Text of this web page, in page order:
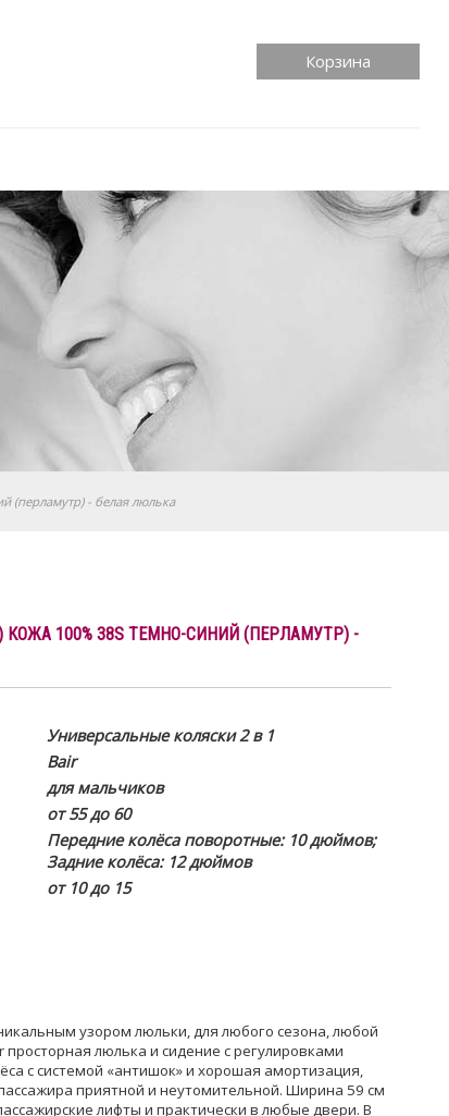
Корзина
(перламутр) - белая люлька
КОЖА 100% 38S ТЕМНО-СИНИЙ (ПЕРЛАМУТР) -
Универсальные коляски 2 в 1
Bair
для мальчиков
от 55 до 60
Передние колёса поворотные: 10 дюймов;
Задние колёса: 12 дюймов
от 10 до 15
узором люльки, для любого сезона, любой
люлька и сидение с регулировками
с системой «антишок» и хорошая амортизация,
приятной и неутомительной. Ширина 59 см
лифты и практически в любые двери. В